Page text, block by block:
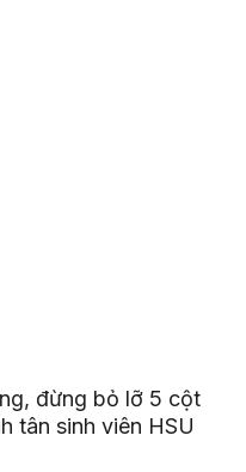
đừng bỏ lỡ 5 cột
tân sinh viên HSU